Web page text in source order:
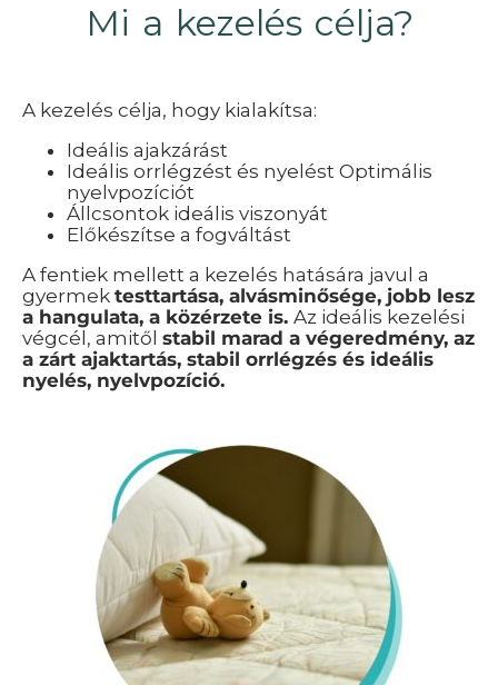
Mi a kezelés célja?
A kezelés célja, hogy kialakítsa:
Ideális ajakzárást
Ideális orrlégzést és nyelést Optimális
nyelvpozíciót
Állcsontok ideális viszonyát
Előkészítse a fogváltást
A fentiek mellett a kezelés hatására javul a
gyermek testtartása, alvásminősége, jobb lesz
a hangulata, a közérzete is. Az ideális kezelési
végcél, amitől stabil marad a végeredmény, az
a zárt ajaktartás, stabil orrlégzés és ideális
nyelés, nyelvpozíció.